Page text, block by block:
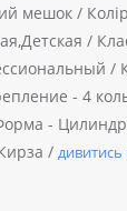
мешок /
/
/
- 4
-
/ дивитись